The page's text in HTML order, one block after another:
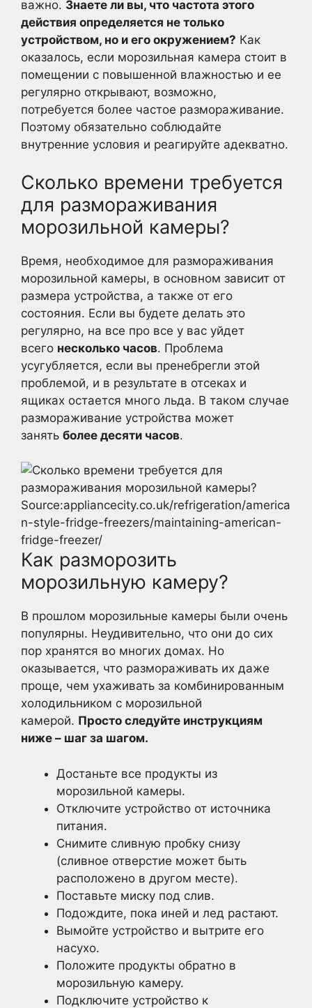
важно. Знаете ли вы, что частота этого
действия определяется не только
устройством, но и его окружением? Как
оказалось, если морозильная камера стоит в
помещении с повышенной влажностью и ее
регулярно открывают, возможно,
потребуется более частое размораживание.
Поэтому обязательно соблюдайте
внутренние условия и реагируйте адекватно.
Сколько времени требуется
для размораживания
морозильной камеры?
Время, необходимое для размораживания
морозильной камеры, в основном зависит от
размера устройства, а также от его
состояния. Если вы будете делать это
регулярно, на все про все у вас уйдет
всего несколько часов. Проблема
усугубляется, если вы пренебрегли этой
проблемой, и в результате в отсеках и
ящиках остается много льда. В таком случае
размораживание устройства может
занять более десяти часов.
Source:appliancecity.co.uk/refrigeration/america
n-style-fridge-freezers/maintaining-american-
fridge-freezer/
Как разморозить
морозильную камеру?
В прошлом морозильные камеры были очень
популярны. Неудивительно, что они до сих
пор хранятся во многих домах. Но
оказывается, что размораживать их даже
проще, чем ухаживать за комбинированным
холодильником с морозильной
камерой. Просто следуйте инструкциям
ниже – шаг за шагом.
Достаньте все продукты из
морозильной камеры.
Отключите устройство от источника
питания.
Снимите сливную пробку снизу
(сливное отверстие может быть
расположено в другом месте).
Поставьте миску под слив.
Подождите, пока иней и лед растают.
Вымойте устройство и вытрите его
насухо.
Положите продукты обратно в
морозильную камеру.
Подключите устройство к